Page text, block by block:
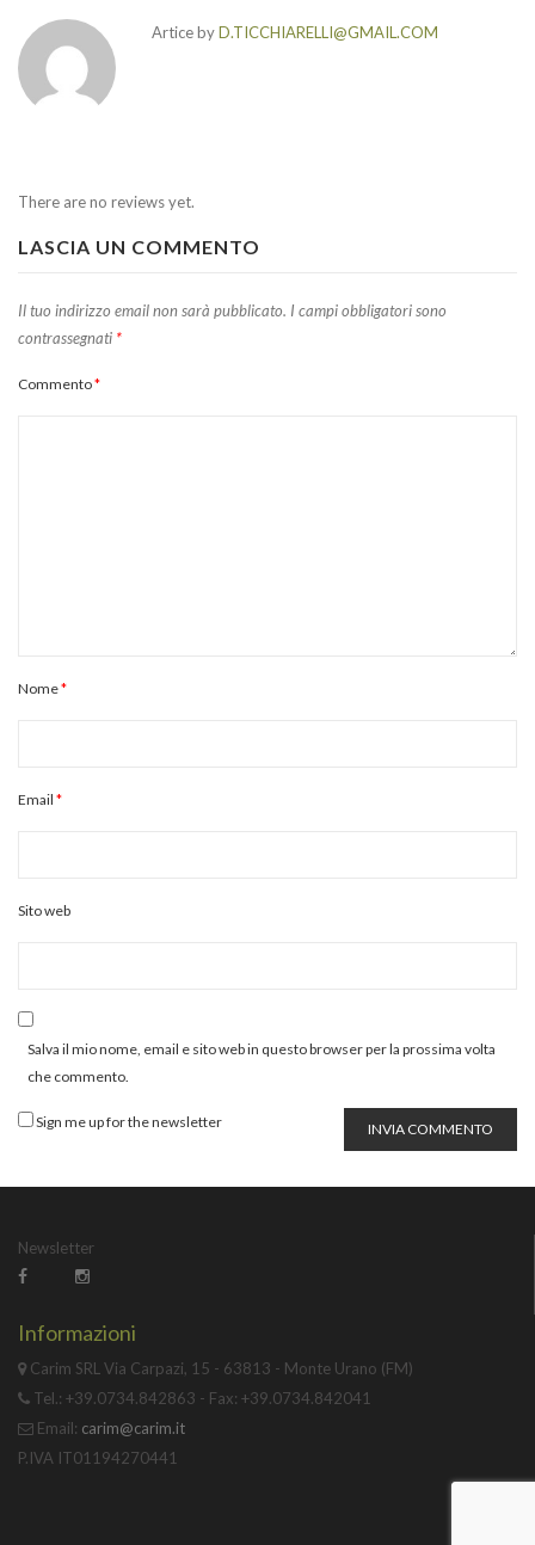
Artice byD.TICCHIARELLI@GMAIL.COM
There are no reviews yet.
LASCIA UN COMMENTO
Il tuo indirizzo email non sarà pubblicato. I campi obbligatori sono
contrassegnati *
Commento*
Nome*
Email *
Sito web
Salva il mio nome, email e sito web in questo browser per la prossima volta
che commento.
INVIA COMMENTO
Sign me up for the newsletter
Newsletter
Informazioni
Carim SRL Via Carpazi, 15 - 63813 - Monte Urano (FM)
Tel.: +39.0734.842863 - Fax: +39.0734.842041
Email: carim@carim.it
P.IVA IT01194270441